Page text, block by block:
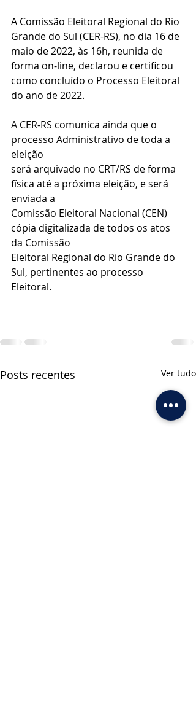
A Comissão Eleitoral Regional do Rio
Grande do Sul (CER-RS), no dia 16 de
maio de 2022, às 16h, reunida de
forma on-line, declarou e certificou
como concluído o Processo Eleitoral
do ano de 2022.
A CER-RS comunica ainda que o
processo Administrativo de toda a
eleição
será arquivado no CRT/RS de forma
física até a próxima eleição, e será
enviada a
Comissão Eleitoral Nacional (CEN)
cópia digitalizada de todos os atos
da Comissão
Eleitoral Regional do Rio Grande do
Sul, pertinentes ao processo
Eleitoral.
Posts recentes Ver tudo